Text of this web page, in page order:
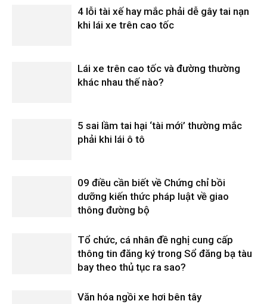
4 lỗi tài xế hay mắc phải dễ gây tai nạn
khi lái xe trên cao tốc
Lái xe trên cao tốc và đường thường
khác nhau thế nào?
5 sai lầm tai hại ‘tài mới’ thường mắc
phải khi lái ô tô
09 điều cần biết về Chứng chỉ bồi
dưỡng kiến thức pháp luật về giao
thông đường bộ
Tổ chức, cá nhân đề nghị cung cấp
thông tin đăng ký trong Sổ đăng bạ tàu
bay theo thủ tục ra sao?
Văn hóa ngồi xe hơi bên tây